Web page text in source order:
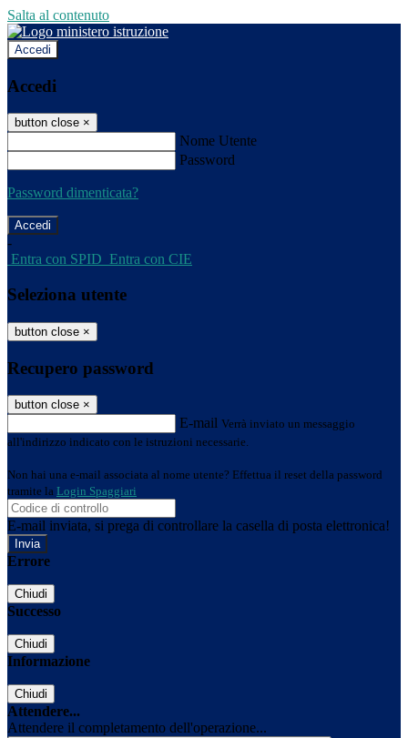
Salta al contenuto
Accedi
Accedi
button close ×
Nome Utente
Password
Password dimenticata?
-
Entra con SPID Entra con CIE
Seleziona utente
button close ×
Recupero password
button close ×
E-mail Verrà inviato un messaggio
all'indirizzo indicato con le istruzioni necessarie.
Non hai una e-mail associata al nome utente? Effettua il reset della password
tramite la Login Spaggiari
E-mail inviata, si prega di controllare la casella di posta elettronica!
Errore
Chiudi
Successo
Chiudi
Informazione
Chiudi
Attendere...
Attendere il completamento dell'operazione...